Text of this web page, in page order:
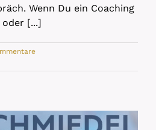
Wenn Du ein Coaching
[...]